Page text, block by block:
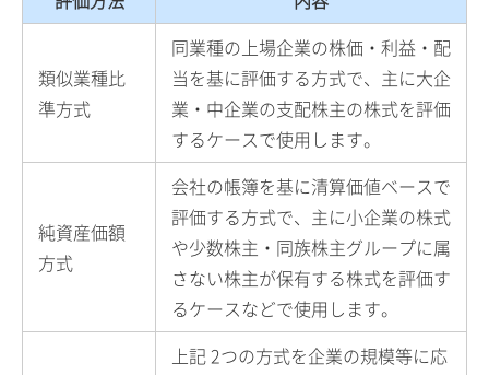
類似業種比
準方式
同業種の上場企業の株価・利益・配
当を基に評価する方式で、主に大企
業・中企業の支配株主の株式を評価
するケースで使用します。
純資産価額
方式
会社の帳簿を基に清算価値ベースで
評価する方式で、主に小企業の株式
や少数株主・同族株主グループに属
さない株主が保有する株式を評価す
るケースなどで使用します。
上記 2つの方式を企業の規模等に応